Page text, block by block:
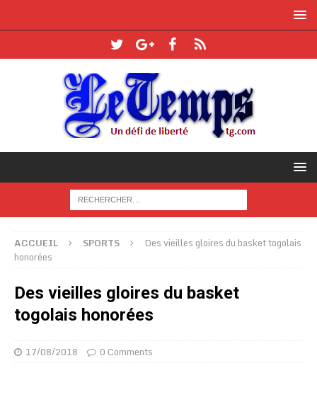
ACCUEIL SPORTS
Des vieilles gloires du basket togolais
honorées
Des vieilles gloires du basket
togolais honorées
17/08/2018 0 Comments